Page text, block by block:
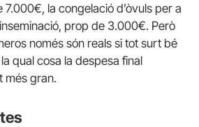
la congelació d’òvuls per a
prop de 3.000€. Però
només són reals si tot surt bé
qual cosa la despesa final
més gran.